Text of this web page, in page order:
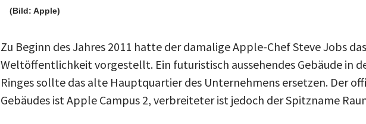
(Bild: Apple)
Zu Beginn des Jahres 2011 hatte der damalige Apple-Chef Steve Jobs
Weltöffentlichkeit vorgestellt. Ein futuristisch aussehendes Gebäude in
Ringes sollte das alte Hauptquartier des Unternehmens ersetzen. Der
Gebäudes ist Apple Campus 2, verbreiteter ist jedoch der Spitzname